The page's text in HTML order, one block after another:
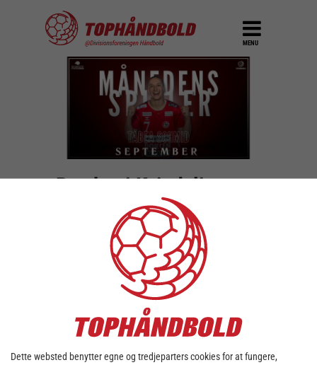
MENU
Bambuni Kvindeligaen:
Månedens spiller,
september
spillet i den danske liga siden
2023, men hendes navn er allerede nu
indgraveret i dansk håndboldhistorie. Derfor
er det nok ingen overraskelse, at hun er den
Dette websted benytter egne og tredjeparters cookies for at fungere,